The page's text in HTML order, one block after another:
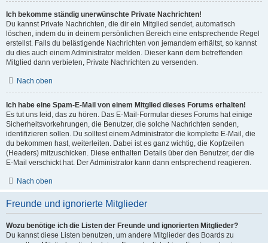
Ich bekomme ständig unerwünschte Private Nachrichten!
Du kannst Private Nachrichten, die dir ein Mitglied sendet, automatisch
löschen, indem du in deinem persönlichen Bereich eine entsprechende Regel
erstellst. Falls du belästigende Nachrichten von jemandem erhältst, so kannst
du dies auch einem Administrator melden. Dieser kann dem betreffenden
Mitglied dann verbieten, Private Nachrichten zu versenden.
Nach oben
Ich habe eine Spam-E-Mail von einem Mitglied dieses Forums erhalten!
Es tut uns leid, das zu hören. Das E-Mail-Formular dieses Forums hat einige
Sicherheitsvorkehrungen, die Benutzer, die solche Nachrichten senden,
identifizieren sollen. Du solltest einem Administrator die komplette E-Mail, die
du bekommen hast, weiterleiten. Dabei ist es ganz wichtig, die Kopfzeilen
(Headers) mitzuschicken. Diese enthalten Details über den Benutzer, der die
E-Mail verschickt hat. Der Administrator kann dann entsprechend reagieren.
Nach oben
Freunde und ignorierte Mitglieder
Wozu benötige ich die Listen der Freunde und ignorierten Mitglieder?
Du kannst diese Listen benutzen, um andere Mitglieder des Boards zu